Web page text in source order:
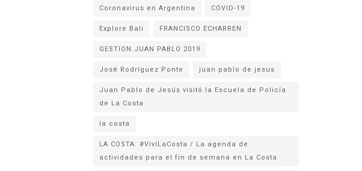
Coronavirus en Argentina
COVID-19
Explore Bali
FRANCISCO ECHARREN
GESTION JUAN PABLO 2019
José Rodríguez Ponte
juan pablo de jesus
Juan Pablo de Jesús visitó la Escuela de Policía
la costa
LA COSTA: #VivíLaCosta / La agenda de
actividades para el fin de semana en La Costa